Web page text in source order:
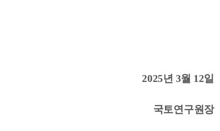
2025년 3월 12일
국토연구원장